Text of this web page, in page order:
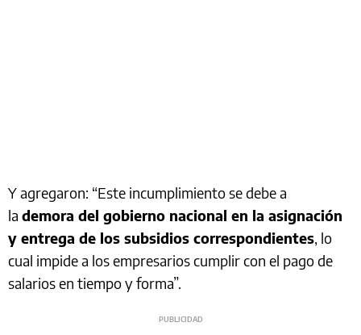
Y agregaron: “Este incumplimiento se debe a
la demora del gobierno nacional en la asignación
y entrega de los subsidios correspondientes, lo
cual impide a los empresarios cumplir con el pago de
salarios en tiempo y forma”.